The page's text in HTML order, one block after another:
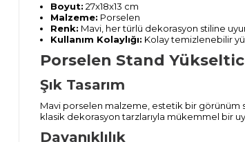
Boyut: 27x18x13 cm
Malzeme: Porselen
Renk: Mavi, her türlü dekorasyon stiline
Kullanım Kolaylığı: Kolay temizlenebilir
Porselen Stand
Şık Tasarım
Mavi porselen malzeme, estetik bir görünüm
klasik dekorasyon tarzlarıyla mükemmel bir
Dayanıklılık